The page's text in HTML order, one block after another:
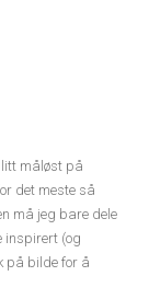
måløst på
det meste så
må jeg bare dele
inspirert (og
på bilde for å